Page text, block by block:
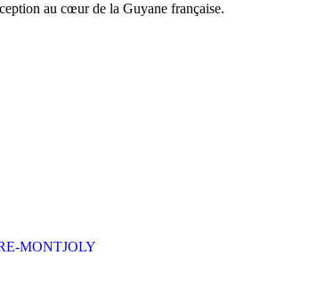
au cœur de la Guyane française.
MONTJOLY